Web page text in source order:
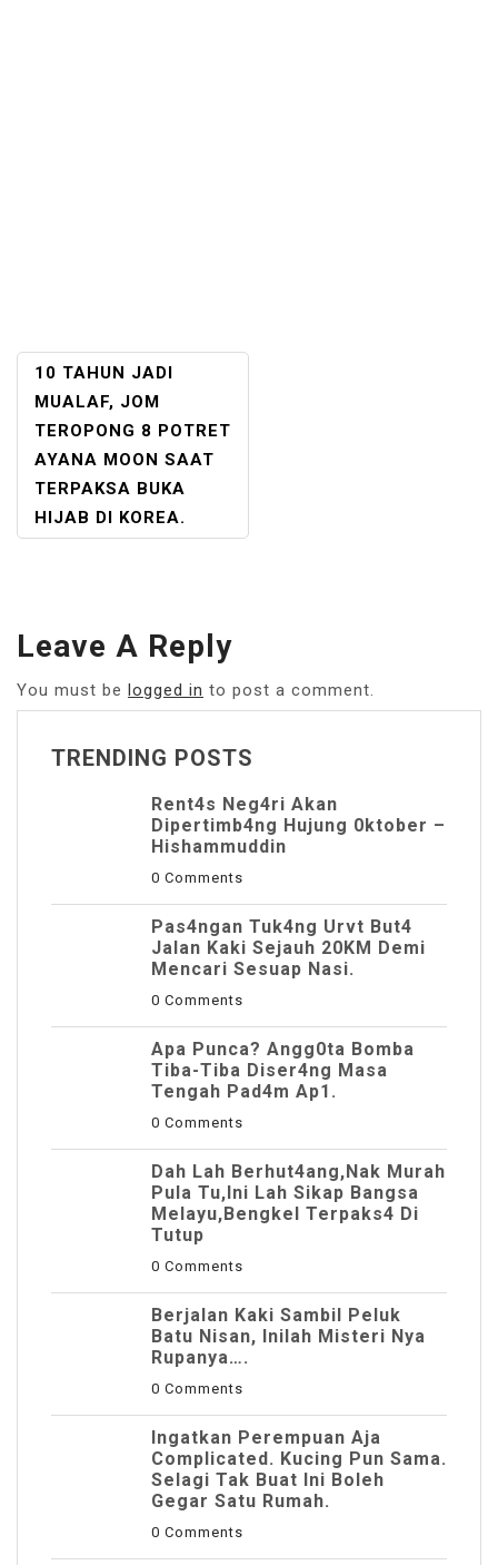
POST
NAVIGATION
10 TAHUN JADI
MUALAF, JOM
TEROPONG 8 POTRET
AYANA MOON SAAT
TERPAKSA BUKA
HIJAB DI KOREA.
Leave A Reply
You must be logged in to post a comment.
TRENDING POSTS
Rent4s Neg4ri Akan
Dipertimb4ng Hujung 0ktober –
Hishammuddin
0 Comments
Pas4ngan Tuk4ng Urvt But4
JaIan Kaki Sejauh 20KM Demi
Mencari Sesuap Nasi.
0 Comments
Apa Punca? Angg0ta Bomba
Tiba-Tiba Diser4ng Masa
Tengah Pad4m Ap1.
0 Comments
Dah Lah Berhut4ang,Nak Murah
Pula Tu,Ini Lah Sikap Bangsa
Melayu,Bengkel Terpaks4 Di
Tutup
0 Comments
Berjalan Kaki Sambil Peluk
Batu Nisan, Inilah Misteri Nya
Rupanya….
0 Comments
Ingatkan Perempuan Aja
Complicated. Kucing Pun Sama.
Selagi Tak Buat Ini Boleh
Gegar Satu Rumah.
0 Comments